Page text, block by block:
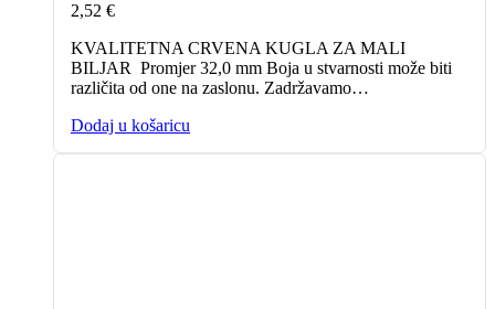
2,52 €
KVALITETNA CRVENA KUGLA ZA MALI
BILJAR Promjer 32,0 mm Boja u stvarnosti može biti
različita od one na zaslonu. Zadržavamo…
Dodaj u košaricu